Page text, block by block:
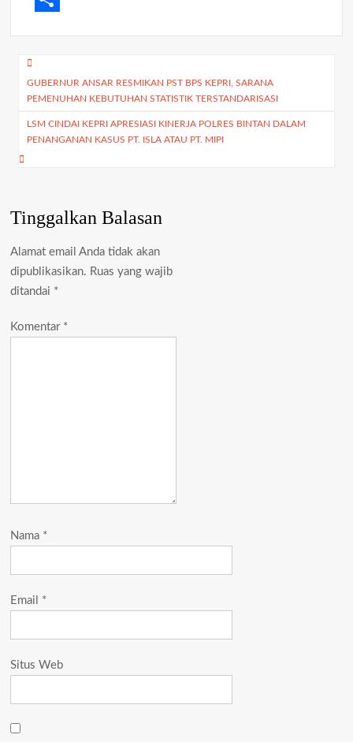
r
a
L
i
r
e
Navigasi
pos
GUBERNUR ANSAR RESMIKAN PST BPS KEPRI, SARANA
PEMENUHAN KEBUTUHAN STATISTIK TERSTANDARISASI
LSM CINDAI KEPRI APRESIASI KINERJA POLRES BINTAN DALAM
PENANGANAN KASUS PT. ISLA ATAU PT. MIPI
Tinggalkan Balasan
Alamat email Anda tidak akan
dipublikasikan. Ruas yang wajib
ditandai *
Komentar *
Nama *
Email *
Situs Web